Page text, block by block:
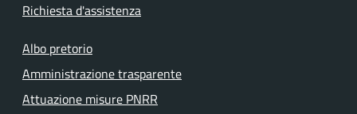
Richiesta d'assistenza
Albo pretorio
Amministrazione trasparente
Attuazione misure PNRR